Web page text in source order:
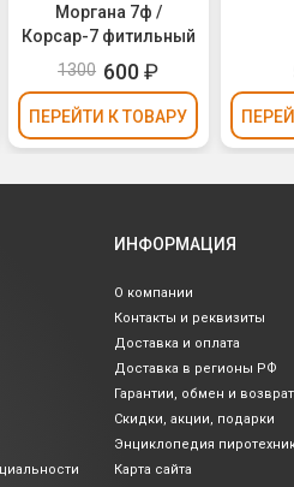
Моргана 7ф /
Корсар-7 фитильный
1300 600₽
ПЕРЕЙТИ К ТОВАРУ
ИНФОРМАЦИЯ
О компании
Контакты и реквизиты
Доставка и оплата
Доставка в регионы РФ
Гарантии, обмен и возврат
Скидки, акции, подарки
Энциклопедия
Карта сайта